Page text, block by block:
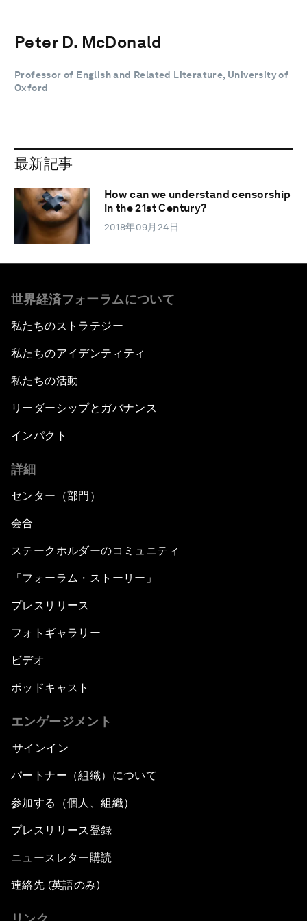
Peter D. McDonald
Professor of English and Related Literature, University of
Oxford
最新記事
How can we understand censorship
in the 21st Century?
2018年09月24日
世界経済フォーラムについて
私たちのストラテジー
私たちのアイデンティティ
私たちの活動
リーダーシップとガバナンス
インパクト
詳細
センター（部門）
会合
ステークホルダーのコミュニティ
「フォーラム・ストーリー」
プレスリリース
フォトギャラリー
ビデオ
ポッドキャスト
エンゲージメント
サインイン
パートナー（組織）について
参加する（個人、組織）
プレスリリース登録
ニュースレター購読
連絡先 (英語のみ)